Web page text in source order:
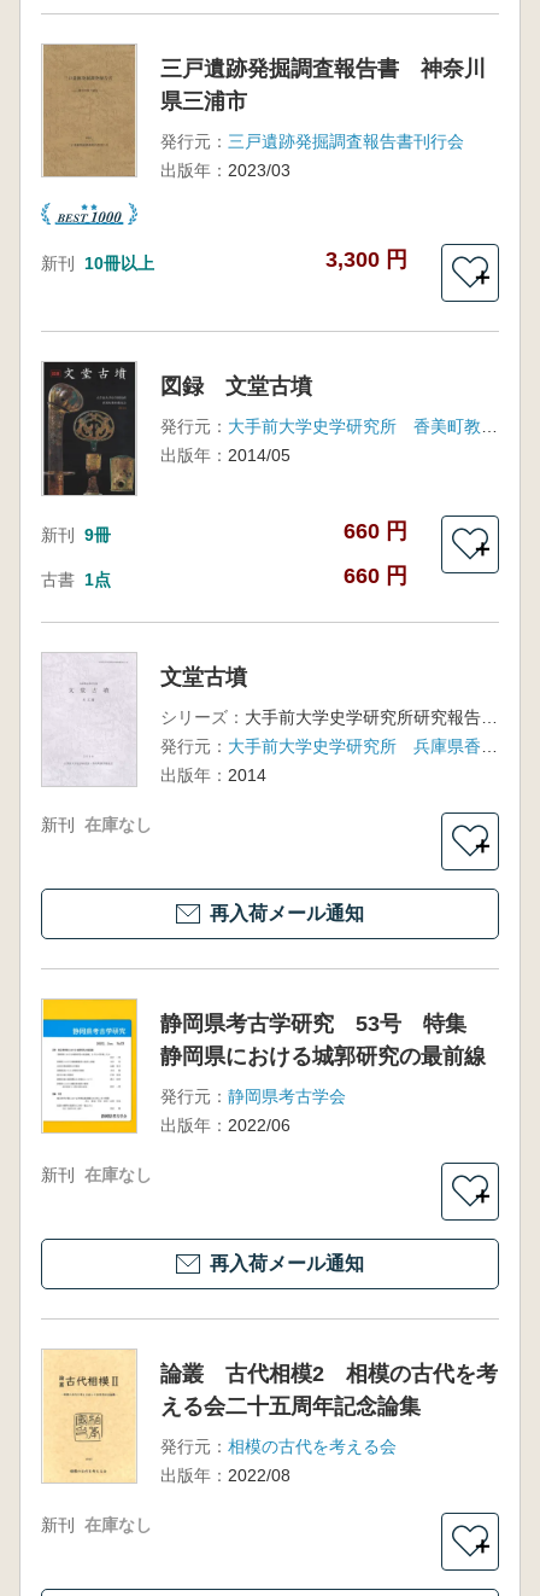
三戸遺跡発掘調査報告書 神奈川
県三浦市
発行元： 三戸遺跡発掘調査報告書刊行会
出版年： 2023/03
新刊 10冊以上 3,300 円
＋
図録 文堂古墳
発行元：
大手前大学史学研究所 香美町教育委員会
出版年： 2014/05
新刊 9冊 660 円
古書 1点 660 円
＋
文堂古墳
シリーズ：
大手前大学史学研究所研究報告第13号
発行元：
出版年： 2014
新刊 在庫なし
＋
再入荷メール通知
静岡県考古学研究 53号 特集
静岡県における城郭研究の最前線
発行元： 静岡県考古学会
出版年： 2022/06
新刊 在庫なし
＋
再入荷メール通知
論叢 古代相模2 相模の古代を考
える会二十五周年記念論集
発行元： 相模の古代を考える会
出版年： 2022/08
新刊 在庫なし
＋